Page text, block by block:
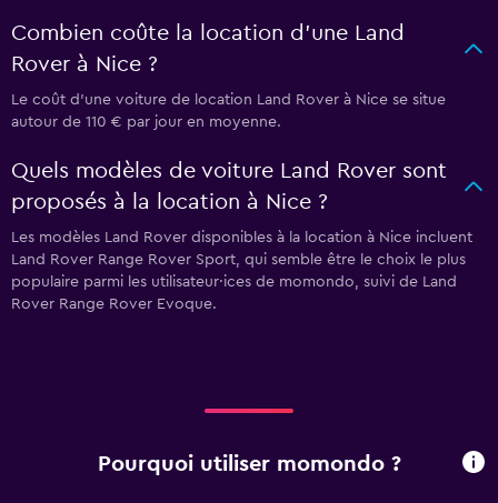
Combien coûte la location d'une Land
Rover à Nice ?
Le coût d'une voiture de location Land Rover à Nice se situe
autour de 110 € par jour en moyenne.
Quels modèles de voiture Land Rover sont
proposés à la location à Nice ?
Les modèles Land Rover disponibles à la location à Nice incluent
Land Rover Range Rover Sport, qui semble être le choix le plus
populaire parmi les utilisateur·ices de momondo, suivi de Land
Rover Range Rover Evoque.
Pourquoi utiliser momondo ?